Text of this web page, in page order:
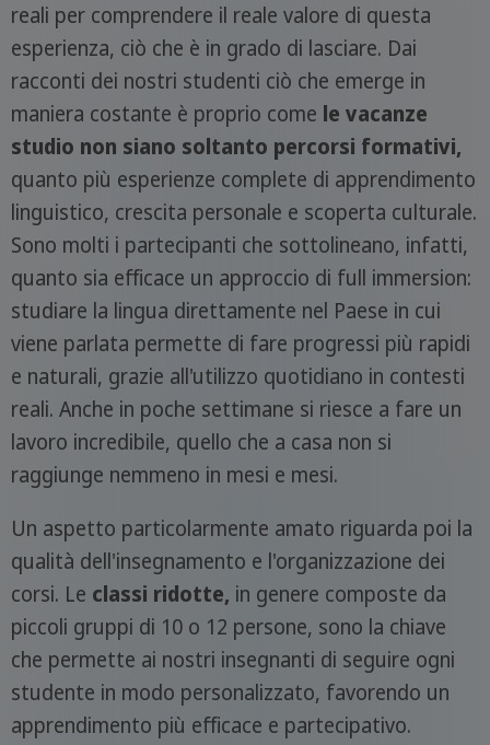
reali per comprendere il reale valore di questa
esperienza, ciò che è in grado di lasciare. Dai
racconti dei nostri studenti ciò che emerge in
maniera costante è proprio come le vacanze
studio non siano soltanto percorsi formativi,
quanto più esperienze complete di apprendimento
linguistico, crescita personale e scoperta culturale.
Sono molti i partecipanti che sottolineano, infatti,
quanto sia efficace un approccio di full immersion:
studiare la lingua direttamente nel Paese in cui
viene parlata permette di fare progressi più rapidi
e naturali, grazie all'utilizzo quotidiano in contesti
reali. Anche in poche settimane si riesce a fare un
lavoro incredibile, quello che a casa non si
raggiunge nemmeno in mesi e mesi.
Un aspetto particolarmente amato riguarda poi la
qualità dell'insegnamento e l'organizzazione dei
corsi. Le classi ridotte, in genere composte da
piccoli gruppi di 10 o 12 persone, sono la chiave
che permette ai nostri insegnanti di seguire ogni
studente in modo personalizzato, favorendo un
apprendimento più efficace e partecipativo.